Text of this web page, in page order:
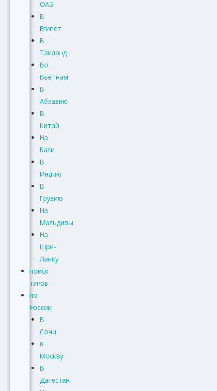
ОАЭ
В
Египет
В
Таиланд
Во
Вьетнам
В
Абхазию
В
Китай
На
Бали
В
Индию
В
Грузию
На
Мальдивы
На
Шри-
Ланку
ПОИСК
ТУРОВ
ПО
РОССИИ
В
Сочи
в
Москву
В
Дагестан